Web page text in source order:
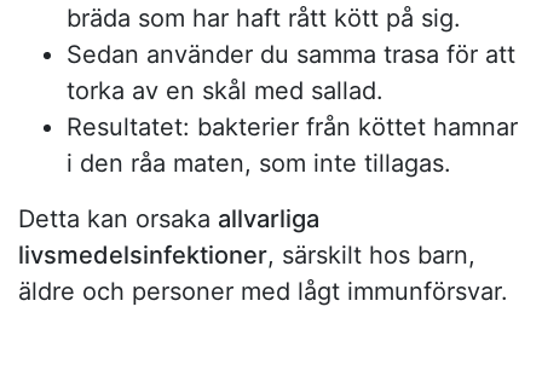
bräda som har haft rått kött på sig.
Sedan använder du samma trasa för att
torka av en skål med sallad.
Resultatet: bakterier från köttet hamnar
i den råa maten, som inte tillagas.
Detta kan orsaka allvarliga
livsmedelsinfektioner, särskilt hos barn,
äldre och personer med lågt immunförsvar.